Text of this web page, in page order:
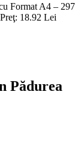
Format A4 – 297
18.92 Lei
Pădurea